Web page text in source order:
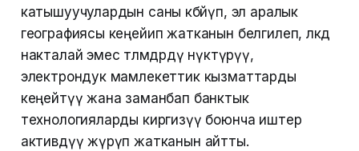
катышуучулардын саны көбөйүп, эл аралык
географиясы кеңейип жатканын белгилеп, өлкөдө
накталай эмес төлөмдөрдү өнүктүрүү,
электрондук мамлекеттик кызматтарды
кеңейтүү жана заманбап банктык
технологияларды киргизүү боюнча иштер
активдүү жүрүп жатканын айтты.